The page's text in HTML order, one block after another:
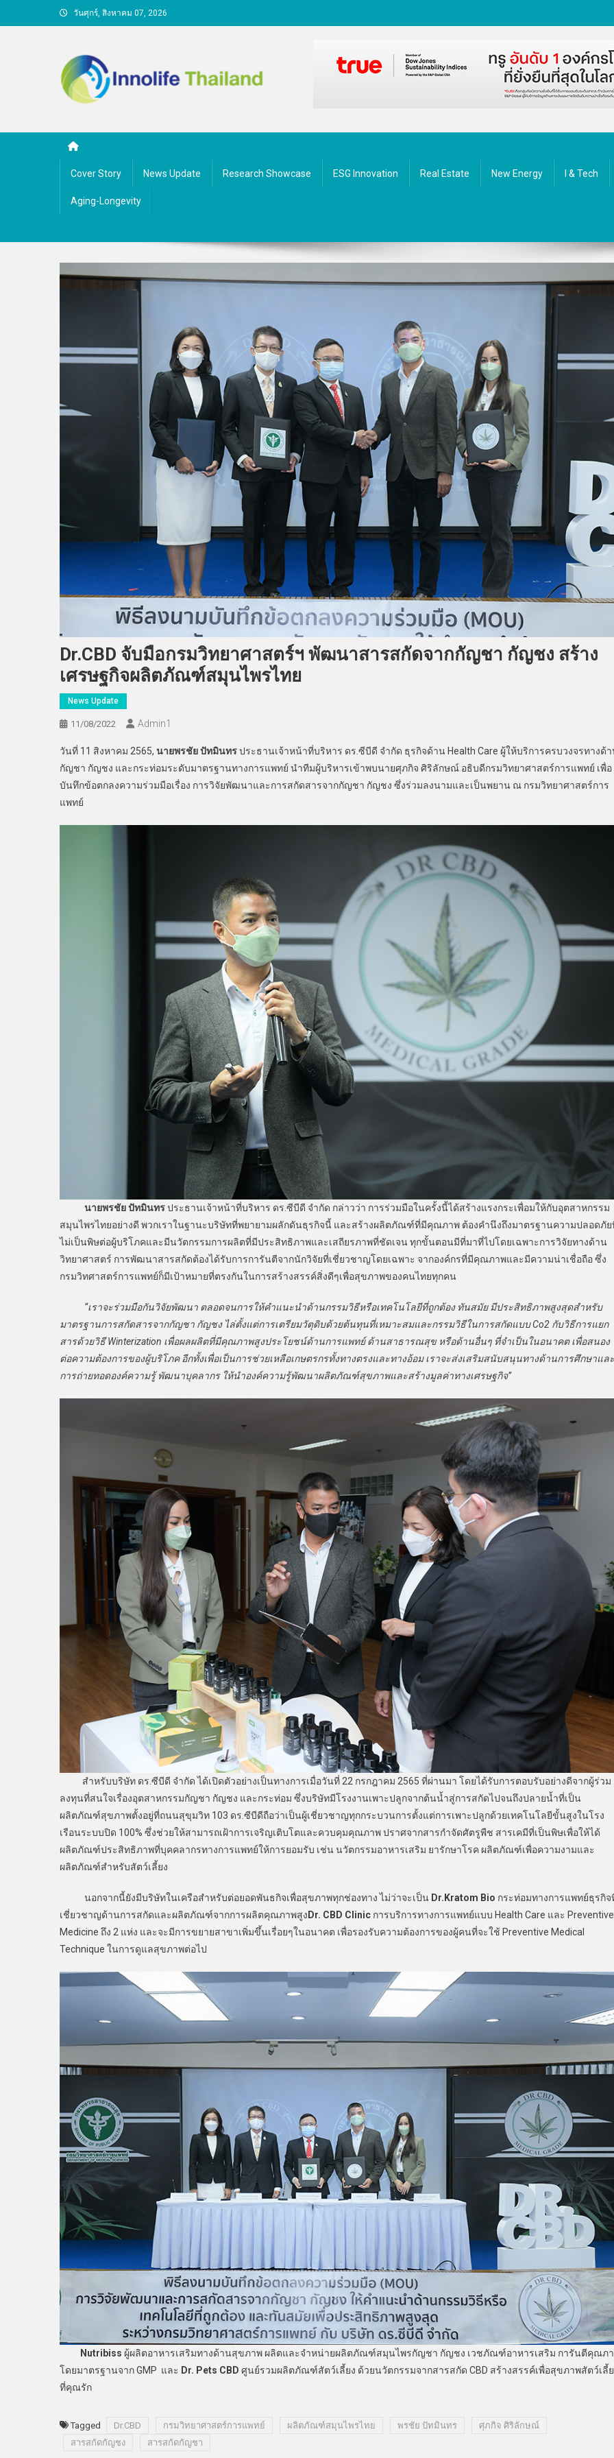
to
วันศุกร์, สิงหาคม 07, 2026
Cover Story News Update Research Showcase ESG Innovation Real Estate New Energy I & Tech
Aging-Longevity
Dr.CBD จับมือกรมวิทยาศาสตร์ฯ พัฒนาสารสกัดจากกัญชา กัญชง สร้าง
เศรษฐกิจผลิตภัณฑ์สมุนไพรไทย
News Update
11/08/2022 Admin​1
วันที่ 11 สิงหาคม 2565, นายพรชัย ปัทมินทรประธานเจ้าหน้าที่บริหาร ดร.ซีบีดี จำกัด ธุรกิจด้าน Health Care ผู้ให้บริการครบวงจรทางด้
กัญชา กัญชง และกระท่อมระดับมาตรฐานทางการแพทย์ นำทีมผู้บริหารเข้าพบนายศุภกิจ ศิริลักษณ์ อธิบดีกรมวิทยาศาสตร์การแพทย์ เพื่อ
บันทึกข้อตกลงความร่วมมือเรื่อง การวิจัยพัฒนาและการสกัดสารจากกัญชา กัญชง ซึ่งร่วมลงนามและเป็นพยาน ณ กรมวิทยาศาสตร์การ
แพทย์
นายพรชัย ปัทมินทรประธานเจ้าหน้าที่บริหาร ดร.ซีบีดี จำกัด กล่าวว่า การร่วมมือในครั้งนี้ได้สร้างแรงกระเพื่อมให้กับอุตสาหกรรม
สมุนไพรไทยอย่างดี พวกเราในฐานะบริษัทที่พยายามผลักดันธุรกิจนี้ และสร้างผลิตภัณฑ์ที่มีคุณภาพ ต้องคำนึงถึงมาตรฐานความปลอดภัย
ไม่เป็นพิษต่อผู้บริโภคและมีนวัตกรรมการผลิตที่มีประสิทธิภาพและเสถียรภาพที่ชัดเจน ทุกขั้นตอนมีที่มาที่ไปโดยเฉพาะการวิจัยทางด้าน
วิทยาศาสตร์ การพัฒนาสารสกัดต้องได้รับการการันตีจากนักวิจัยที่เชี่ยวชาญโดยเฉพาะ จากองค์กรที่มีคุณภาพและมีความน่าเชื่อถือ ซึ่ง
กรมวิทศาสตร์การแพทย์ก็มีเป้าหมายที่ตรงกันในการสร้างสรรค์สิ่งดีๆเพื่อสุขภาพของคนไทยทุกคน
“เราจะร่วมมือกันวิจัยพัฒนา ตลอดจนการให้คำแนะนำด้านกรรมวิธีหรือเทคโนโลยีที่ถูกต้อง ทันสมัย มีประสิทธิภาพสูงสุดสำหรับ
มาตรฐานการสกัดสารจากกัญชา กัญชง ไล่ตั้งแต่การเตรียมวัตุดิบด้วยต้นทุนที่เหมาะสมและกรรมวิธีในการสกัดแบบ Co2 กับวิธีการแยก
สารด้วยวิธี Winterization เพื่อผลผลิตที่มีคุณภาพสูงประโยชน์ด้านการแพทย์ ด้านสาธารณสุข หรือด้านอื่นๆ ที่จำเป็นในอนาคต เพื่อสนอง
ต่อความต้องการของผู้บริโภค อีกทั้งเพื่อเป็นการช่วยเหลือเกษตรกรทั้งทางตรงและทางอ้อม เราจะส่งเสริมสนับสนุนทางด้านการศึกษาและ
การถ่ายทอดองค์ความรู้ พัฒนาบุคลากร ให้นำองค์ความรู้พัฒนาผลิตภัณฑ์สุขภาพและสร้างมูลค่าทางเศรษฐกิจ”
สำหรับบริษัท ดร.ซีบีดี จำกัด ได้เปิดตัวอย่างเป็นทางการเมื่อวันที่ 22 กรกฎาคม 2565 ที่ผ่านมา โดยได้รับการตอบรับอย่างดีจากผู้ร่วม
ลงทุนที่สนใจเรื่องอุตสาหกรรมกัญชา กัญชง และกระท่อม ซึ่งบริษัทมีโรงงานเพาะปลูกจากต้นน้ำสู่การสกัดไปจนถึงปลายน้ำที่เป็น
ผลิตภัณฑ์สุขภาพตั้งอยู่ที่ถนนสุขุมวิท 103 ดร.ซีบีดีถือว่าเป็นผู้เชี่ยวชาญทุกกระบวนการตั้งแต่การเพาะปลูกด้วยเทคโนโลยีขั้นสูงในโรง
เรือนระบบปิด 100% ซึ่งช่วยให้สามารถเฝ้าการเจริญเติบโตและควบคุมคุณภาพ ปราศจากสารกำจัดศัตรูพืช สารเคมีที่เป็นพิษเพื่อให้ได้
ผลิตภัณฑ์ประสิทธิภาพที่บุคคลากรทางการแพทย์ให้การยอมรับ เช่น นวัตกรรมอาหารเสริม ยารักษาโรค ผลิตภัณฑ์เพื่อความงามและ
ผลิตภัณฑ์สำหรับสัตว์เลี้ยง
นอกจากนี้ยังมีบริษัทในเครือสำหรับต่อยอดพันธกิจเพื่อสุขภาพทุกช่องทาง ไม่ว่าจะเป็น Dr.Kratom Bio กระท่อมทางการแพทย์ธุรกิจ
เชี่ยวชาญด้านการสกัดและผลิตภัณฑ์จากการผลิตคุณภาพสูง Dr. CBD Clinic การบริการทางการแพทย์แบบ Health Care และ Preventive
Medicine ถึง 2 แห่ง และจะมีการขยายสาขาเพิ่มขึ้นเรื่อยๆในอนาคต เพื่อรองรับความต้องการของผู้คนที่จะใช้ Preventive Medical
Technique ในการดูแลสุขภาพต่อไป
Nutribiss ผู้ผลิตอาหารเสริมทางด้านสุขภาพ ผลิตและจำหน่ายผลิตภัณฑ์สมุนไพรกัญชา กัญชง เวชภัณฑ์อาหารเสริม การันตีคุณภ
โดยมาตรฐานจาก GMP และ Dr. Pets CBD ศูนย์รวมผลิตภัณฑ์สัตว์เลี้ยง ด้วยนวัตกรรมจากสารสกัด CBD สร้างสรรค์เพื่อสุขภาพสัตว์เลี้
ที่คุณรัก
Tagged Dr.CBD กรมวิทยาศาสตร์การแพทย์ ผลิตภัณฑ์สมุนไพรไทย พรชัย ปัทมินทร
ศุภกิจ ศิริลักษณ์
สารสกัดกัญชง
สารสกัดกัญชา